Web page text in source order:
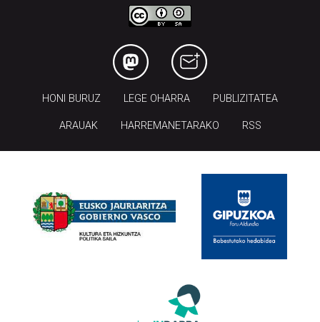
HONI BURUZ LEGE OHARRA PUBLIZITATEA
ARAUAK HARREMANETARAKO RSS